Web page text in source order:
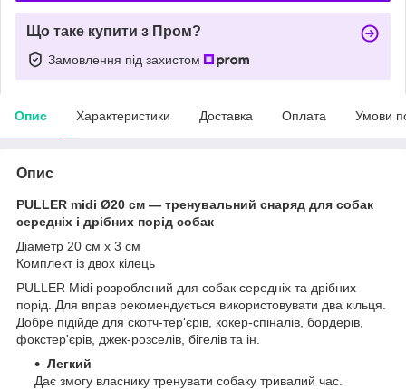
Що таке купити з Пром?
Замовлення під захистом
Опис Характеристики Доставка Оплата Умови
Опис
PULLER midi Ø20 см — тренувальний снаряд для собак
середніх і дрібних порід собак
Діаметр 20 см х 3 см
Комплект із двох кілець
PULLER Midi розроблений для собак середніх та дрібних
порід. Для вправ рекомендується використовувати два кільця.
Добре підійде для скотч-тер'єрів, кокер-спіналів, бордерів,
фокстер'єрів, джек-розселів, бігелів та ін.
Легкий
Дає змогу власнику тренувати собаку тривалий час.